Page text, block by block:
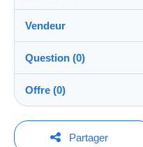
Destination :
Voir la liste des pays
Expédition :
Envoi après paiement
A charge de l'acheteur
Vendeur
blocfan
Question (0)
Pour poser une
Offre (0)
La vente sera
posée moins
Partager